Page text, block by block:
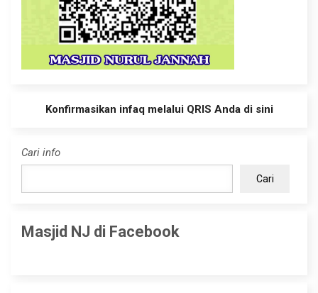
Konfirmasikan infaq melalui QRIS Anda di sini
Cari info
Cari
Masjid NJ di Facebook